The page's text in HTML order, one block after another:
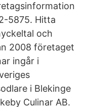
5875. Hitta
och
2008 företaget
ingår i
i Blekinge
Culinar AB.